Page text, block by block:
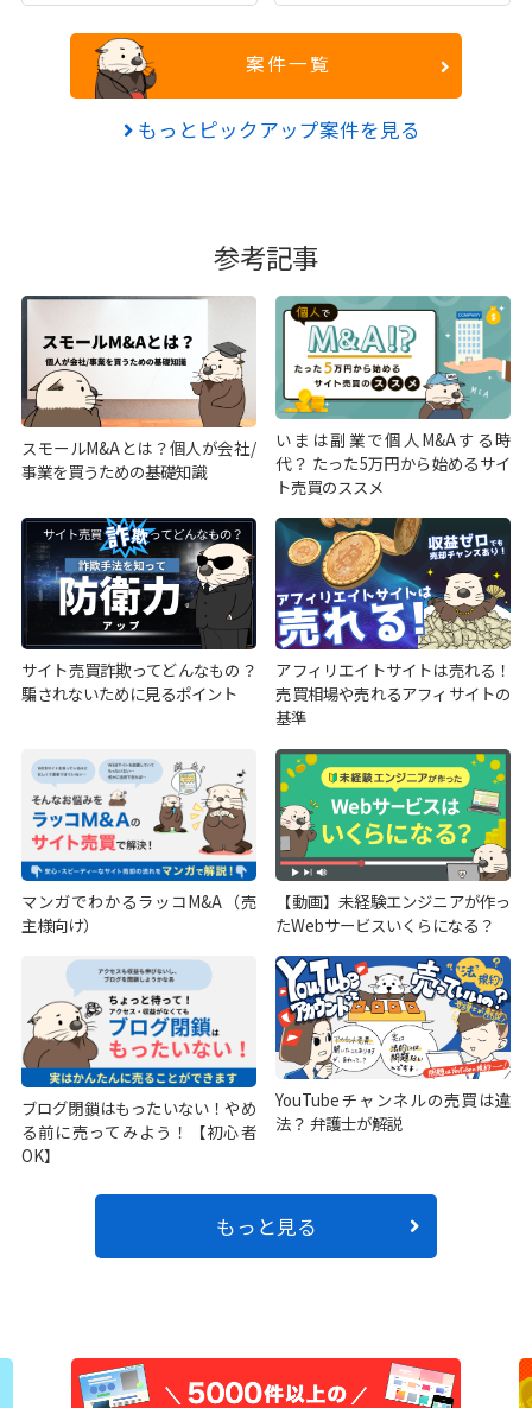
案件一覧
もっとピックアップ案件を見る
参考記事
スモールM&Aとは？個人が会社/
事業を買うための基礎知識
いまは副業で個人M&Aする時
代？ たった5万円から始めるサイ
ト売買のススメ
サイト売買詐欺ってどんなもの？
騙されないために見るポイント
アフィリエイトサイトは売れる！
売買相場や売れるアフィサイトの
基準
マンガでわかるラッコM&A（売
主様向け）
【動画】未経験エンジニアが作っ
たWebサービスいくらになる？
ブログ閉鎖はもったいない！やめ
る前に売ってみよう！【初心者
OK】
YouTubeチャンネルの売買は違
法？ 弁護士が解説
もっと見る